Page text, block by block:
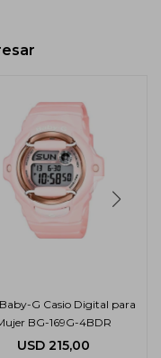
G Casio Digital para
BG-169G-4BDR
USD 215,00